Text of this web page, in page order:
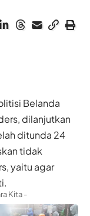
Belanda
dilanjutkan
ditunda 24
tidak
yaitu agar
Kita -